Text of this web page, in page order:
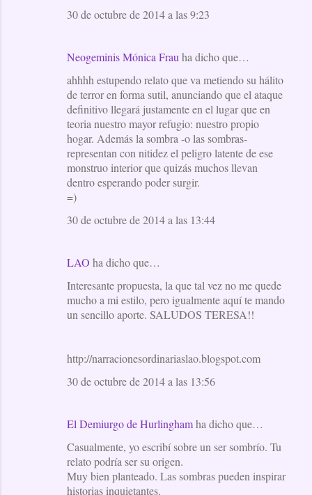
30 de octubre de 2014 a las 9:23
Neogeminis Mónica Frau ha dicho que…
ahhhh estupendo relato que va metiendo su hálito
de terror en forma sutil, anunciando que el ataque
definitivo llegará justamente en el lugar que en
teoria nuestro mayor refugio: nuestro propio
hogar. Además la sombra -o las sombras-
representan con nitidez el peligro latente de ese
monstruo interior que quizás muchos llevan
dentro esperando poder surgir.
=)
30 de octubre de 2014 a las 13:44
LAO ha dicho que…
Interesante propuesta, la que tal vez no me quede
mucho a mi estilo, pero igualmente aquí te mando
un sencillo aporte. SALUDOS TERESA!!
http://narracionesordinariaslao.blogspot.com
30 de octubre de 2014 a las 13:56
El Demiurgo de Hurlinghamha dicho que…
Casualmente, yo escribí sobre un ser sombrío. Tu
relato podría ser su origen.
Muy bien planteado. Las sombras pueden inspirar
historias inquietantes.